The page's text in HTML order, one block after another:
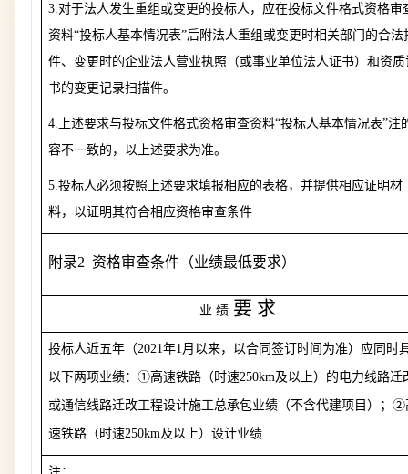
3.对于法人发生重组或变更的投标人，应在投标文件格式资格审
资料“投标人基本情况表”后附法人重组或变更时相关部门的合法
件、变更时的企业法人营业执照（或事业单位法人证书）和资质
书的变更记录扫描件。
4. 上述要求与投标文件格式资格审查资料“投标人基本情况表”注
容不一致的，以上述要求为准。
5.投标人必须按照上述要求填报相应的表格，并提供相应证明材
料，以证明其符合相应资格审查条件
附录2 资格审查条件（业绩最低要求）
业 绩 要 求
投标人近五年（2021年1月以来，以合同签订时间为准）应同时
以下两项业绩：①高速铁路（时速250km及以上）的电力线路迁
或通信线路迁改工程设计施工总承包业绩（不含代建项目）；②
速铁路（时速250km及以上）设计业绩